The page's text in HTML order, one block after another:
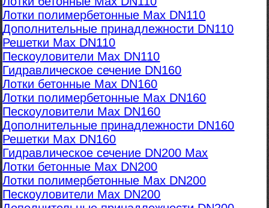
Лотки полимербетонные Max DN110
Дополнительные принадлежности DN110
Решетки Max DN110
Пескоуловители Max DN110
Гидравлическое сечение DN160
Лотки бетонные Max DN160
Лотки полимербетонные Max DN160
Пескоуловители Max DN160
Дополнительные принадлежности DN160
Решетки Max DN160
Гидравлическое сечение DN200 Max
Лотки бетонные Max DN200
Лотки полимербетонные Max DN200
Пескоуловители Max DN200